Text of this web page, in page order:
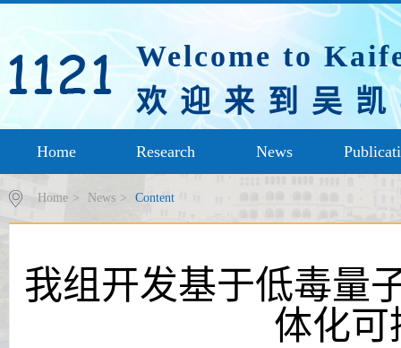
Welcome to
欢 迎 来 到 吴 凯
Home Research News
Home > News > Content
我组开发基于低毒量
体化可